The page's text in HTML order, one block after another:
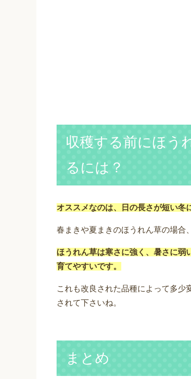
収穫する前にほう
るには？
オススメなのは、日の長さが短い冬
春まきや夏まきのほうれん草の場合
ほうれん草は寒さに強く、暑さに弱
育てやすいです。
これも改良された品種によって多少
されて下さいね。
まとめ